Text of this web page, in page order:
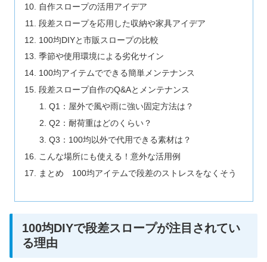
自作スロープの活用アイデア
段差スロープを応用した収納や家具アイデア
100均DIYと市販スロープの比較
季節や使用環境による劣化サイン
100均アイテムでできる簡単メンテナンス
段差スロープ自作のQ&Aとメンテナンス
Q1：屋外で風や雨に強い固定方法は？
Q2：耐荷重はどのくらい？
Q3：100均以外で代用できる素材は？
こんな場所にも使える！意外な活用例
まとめ 100均アイテムで段差のストレスをなくそう
100均DIYで段差スロープが注目されてい
る理由